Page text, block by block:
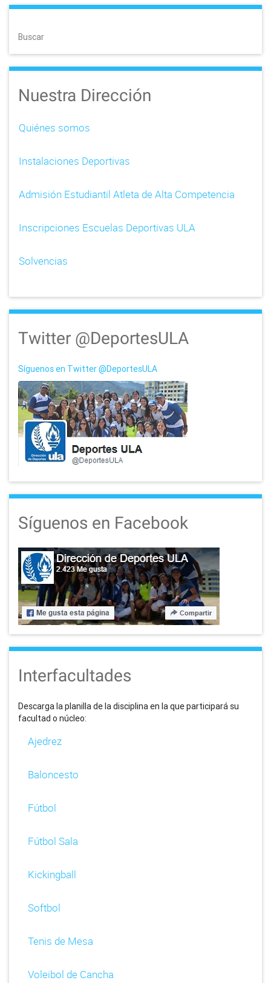
s
n
a
g
a
o
Buscar
Nuestra Dirección
Quiénes somos
Instalaciones Deportivas
Admisión Estudiantil Atleta de Alta Competencia
Inscripciones Escuelas Deportivas ULA
Solvencias
Twitter @DeportesULA
Síguenos en Twitter @DeportesULA
Síguenos en Facebook
Interfacultades
Descarga la planilla de la disciplina en la que participará su
facultad o núcleo:
Ajedrez
Baloncesto
Fútbol
Fútbol Sala
Kickingball
Softbol
Tenis de Mesa
Voleibol de Cancha